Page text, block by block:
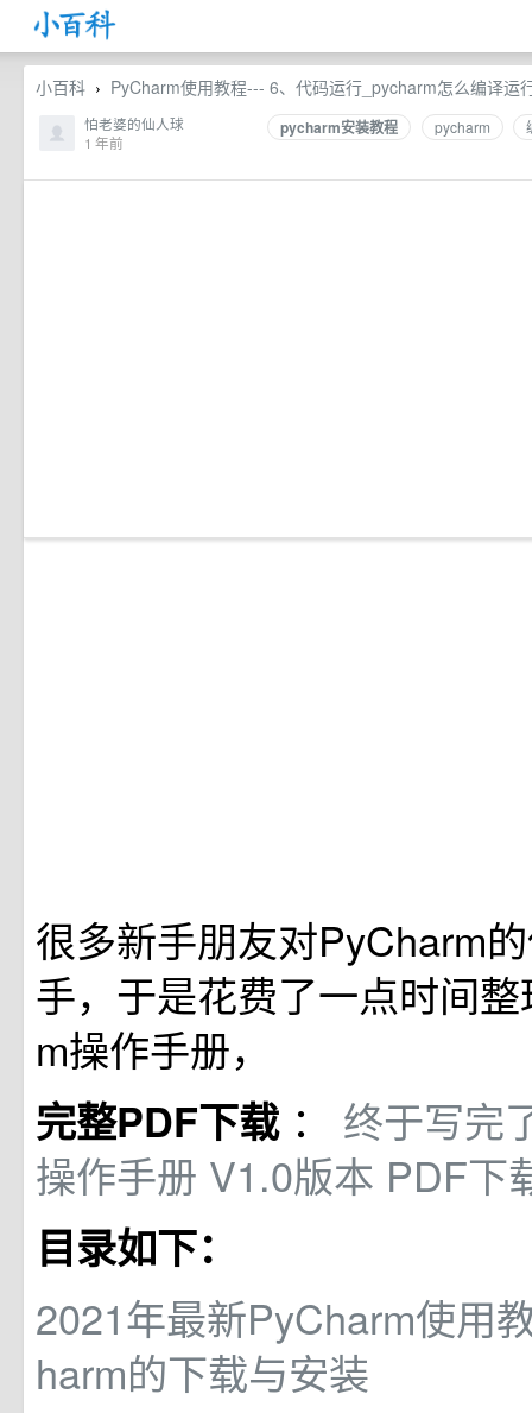
小百科 › PyCharm使用教程--- 6、代码运行_pycharm怎么编译运
pycharm安装教程 pycharm
怕老婆的仙人球
1 年前
很多新手朋友对PyCharm
手，于是花费了一点时间
m操作手册，
完整PDF下载 ： 终于写完
操作手册 V1.0版本 PDF下
目录如下：
2021年最新PyCharm使用
harm的下载与安装